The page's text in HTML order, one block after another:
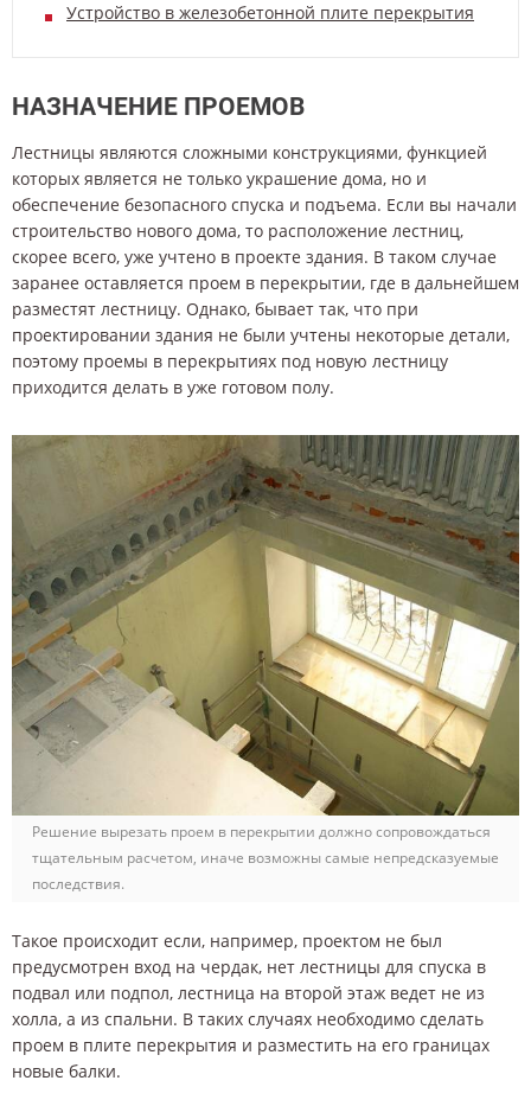
Устройство в железобетонной плите перекрытия
НАЗНАЧЕНИЕ ПРОЕМОВ
Лестницы являются сложными конструкциями, функцией
которых является не только украшение дома, но и
обеспечение безопасного спуска и подъема. Если вы начали
строительство нового дома, то расположение лестниц,
скорее всего, уже учтено в проекте здания. В таком случае
заранее оставляется проем в перекрытии, где в дальнейшем
разместят лестницу. Однако, бывает так, что при
проектировании здания не были учтены некоторые детали,
поэтому проемы в перекрытиях под новую лестницу
приходится делать в уже готовом полу.
Решение вырезать проем в перекрытии должно сопровождаться
тщательным расчетом, иначе возможны самые непредсказуемые
последствия.
Такое происходит если, например, проектом не был
предусмотрен вход на чердак, нет лестницы для спуска в
подвал или подпол, лестница на второй этаж ведет не из
холла, а из спальни. В таких случаях необходимо сделать
проем в плите перекрытия и разместить на его границах
новые балки.